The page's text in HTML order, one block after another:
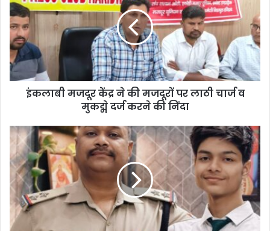
इंकलाबी मजदूर केंद्र ने की मजदूरों पर लाठी चार्ज व
मुकद्मे दर्ज करने की निंदा